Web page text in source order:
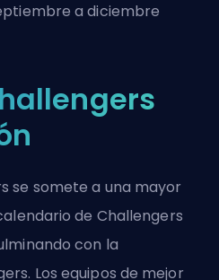
a diciembre
se somete a una mayor
de Challengers
con la
Los equipos de mejor